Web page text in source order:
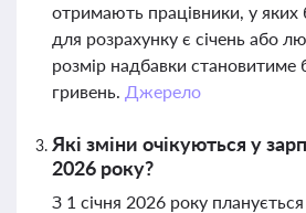
отримають працівники, у яких
для розрахунку є січень або
розмір надбавки становитиме
гривень. Джерело
Які зміни очікуються у
2026 року?
З 1 січня 2026 року